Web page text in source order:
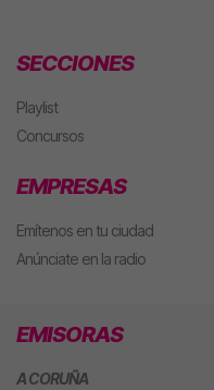
SECCIONES
Playlist
Concursos
EMPRESAS
Emítenos en tu ciudad
Anúnciate en la radio
EMISORAS
A CORUÑA